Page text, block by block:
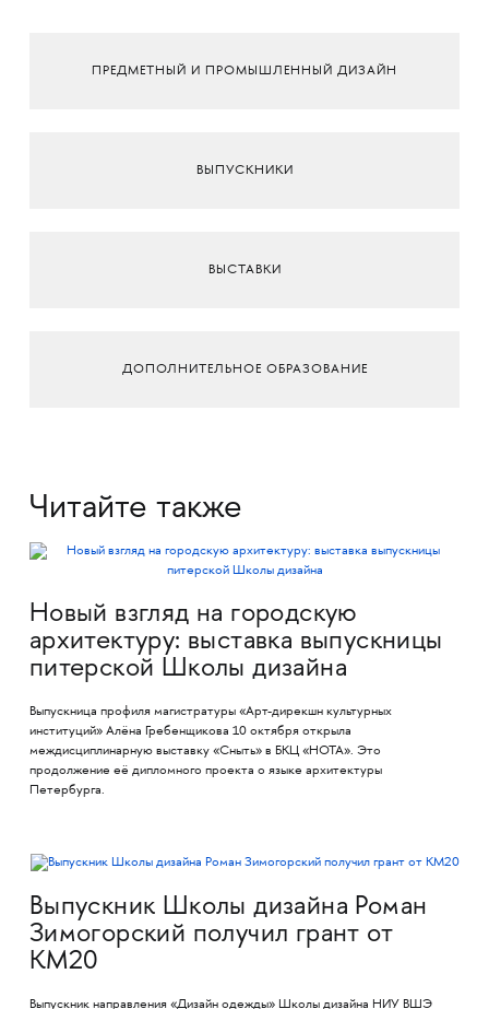
ПРЕДМЕТНЫЙ И ПРОМЫШЛЕННЫЙ ДИЗАЙН
ВЫПУСКНИКИ
ВЫСТАВКИ
ДОПОЛНИТЕЛЬНОЕ ОБРАЗОВАНИЕ
Читайте также
Новый взгляд на городскую
архитектуру: выставка выпускницы
питерской Школы дизайна
Выпускница профиля магистратуры «Арт-дирекшн культурных
институций» Алёна Гребенщикова 10 октября открыла
междисциплинарную выставку «Сныть» в БКЦ «НОТА». Это
продолжение её дипломного проекта о языке архитектуры
Петербурга.
Выпускник Школы дизайна Роман
Зимогорский получил грант от
КМ20
Выпускник направления «Дизайн одежды» Школы дизайна НИУ ВШЭ